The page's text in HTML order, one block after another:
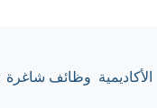
الأكاديمية وظائف شاغرة